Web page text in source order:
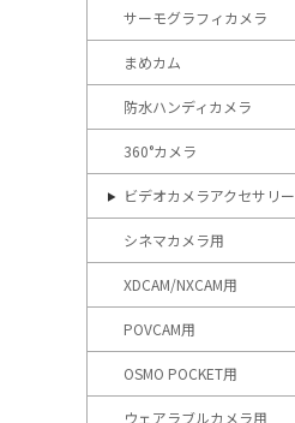
サーモグラフィカメラ
まめカム
防水ハンディカメラ
360°カメラ
ビデオカメラアクセサリー
シネマカメラ用
XDCAM/NXCAM用
POVCAM用
OSMO POCKET用
ウェアラブルカメラ用